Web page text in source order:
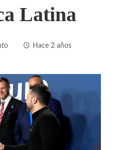
Latina
Hace 2 años